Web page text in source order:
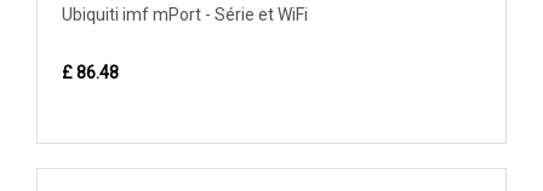
Ubiquiti imf mPort - Série et WiFi
£ 86.48